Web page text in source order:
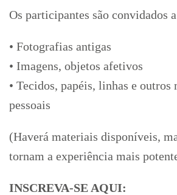
Os participantes são convidados
• Fotografias antigas
• Imagens, objetos afetivos
• Tecidos, papéis, linhas e outros
pessoais
(Haverá materiais disponíveis,
tornam a experiência mais
INSCREVA-SE AQUI: